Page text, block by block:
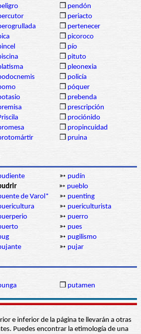
❒ pendón
❒ periacto
❒ pertenecer
❒ picoroco
❒ pío
❒ pituto
❒ pleonexia
❒ policía
❒ póquer
❒ prebenda
❒ prescripción
❒ prociónido
❒ propincuidad
❒ pruina
➳ pudín
➳ pueblo
de Varol* ➳ puenting
➳ puericulturista
➳ puerro
➳ pues
➳ pugilismo
➳ pujar
❒ putamen
e inferior de la página te llevarán a otras
Puedes encontrar la etimología de una